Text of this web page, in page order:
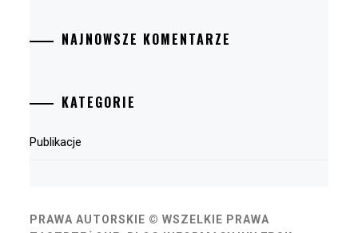
NAJNOWSZE KOMENTARZE
KATEGORIE
Publikacje
PRAWA AUTORSKIE © WSZELKIE PRAWA